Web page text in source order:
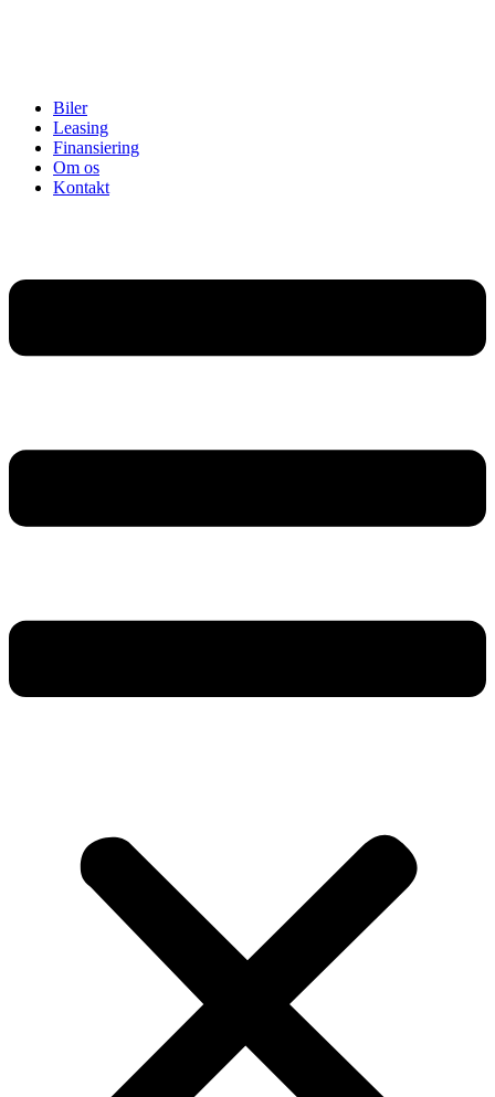
Biler
Leasing
Finansiering
Om os
Kontakt